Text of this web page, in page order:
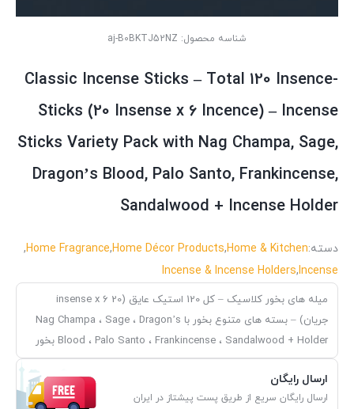
شناسه محصول: aj-B0BKTJ52NZ
Classic Incense Sticks – Total 120 Insence-
Sticks (20 Insense x 6 Incence) – Incense
Sticks Variety Pack with Nag Champa, Sage,
Dragon’s Blood, Palo Santo, Frankincense,
Sandalwood + Incense Holder
دسته:Home & Kitchen
,
Home Décor Products
,
Home Fragrance
,
Incense
,
Incense & Incense Holders
میله های بخور کلاسیک – کل 120 استیک عایق (20 insense x 6
جریان) – بسته های متنوع بخور با Nag Champa ، Sage ، Dragon’s
Blood ، Palo Santo ، Frankincense ، Sandalwood + Holder بخور
ارسال رایگان
ارسال رایگان سریع از طریق پست پیشتاز در ایران